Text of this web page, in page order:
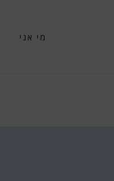
מי אני